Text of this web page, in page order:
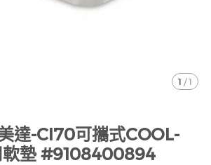
1 /1
達-CI70可攜式COOL-
軟墊 #9108400894